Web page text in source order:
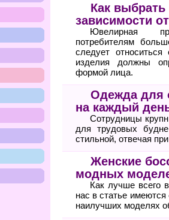
Как
зависимости
Ювелирная
потребителям
следует
изделия должны
формой лица.
Одежда для
на каждый
Сотрудницы
для трудовых
стильной, отвечая
Женские
модных
Как лучше всего
нас в статье
наилучших моделях